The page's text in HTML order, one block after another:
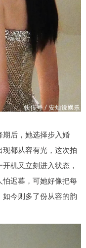
后，她选择步入婚
都从容有光，这次拍
机又立刻进入状态，
迟暮，可她好像把每
今则多了份从容的韵